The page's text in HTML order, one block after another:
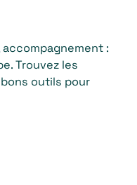
:
Trouvez les
outils pour